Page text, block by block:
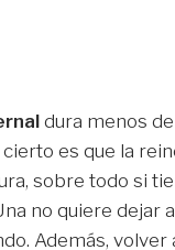
dura menos
cierto es que la
sobre todo si
no quiere dejar
Además, volver